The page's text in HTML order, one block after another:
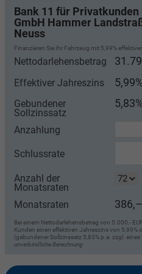
Bank 11 für Privatkunden
GmbH Hammer
Neuss
Finanzieren Sie Ihr Fahrzeug mit 5,99%
Nettodarlehensbetrag
Effektiver Jahreszins
Gebundener
Sollzinssatz
Anzahlung
Schlussrate
Anzahl der
Monatsraten
Monatsraten
Bei einem Nettodarlehensbetrag von 5.000,-
Kunden einen effektiven Jahreszins von 5,99%
(gebundener Sollzinssatz 5,83% p.a. zzgl. eines
unverbindliche Berechnung